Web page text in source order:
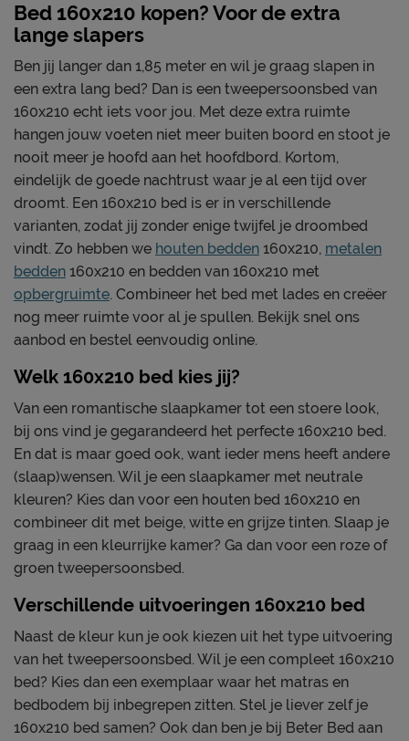
Bed 160x210 kopen? Voor de extra
lange slapers
Ben jij langer dan 1,85 meter en wil je graag slapen in
een extra lang bed? Dan is een tweepersoonsbed van
160x210 echt iets voor jou. Met deze extra ruimte
hangen jouw voeten niet meer buiten boord en stoot je
nooit meer je hoofd aan het hoofdbord. Kortom,
eindelijk de goede nachtrust waar je al een tijd over
droomt. Een 160x210 bed is er in verschillende
varianten, zodat jij zonder enige twijfel je droombed
vindt. Zo hebben we houten bedden 160x210, metalen
bedden 160x210 en bedden van 160x210 met
opbergruimte. Combineer het bed met lades en creëer
nog meer ruimte voor al je spullen. Bekijk snel ons
aanbod en bestel eenvoudig online.
Welk 160x210 bed kies jij?
Van een romantische slaapkamer tot een stoere look,
bij ons vind je gegarandeerd het perfecte 160x210 bed.
En dat is maar goed ook, want ieder mens heeft andere
(slaap)wensen. Wil je een slaapkamer met neutrale
kleuren? Kies dan voor een houten bed 160x210 en
combineer dit met beige, witte en grijze tinten. Slaap je
graag in een kleurrijke kamer? Ga dan voor een roze of
groen tweepersoonsbed.
Verschillende uitvoeringen 160x210 bed
Naast de kleur kun je ook kiezen uit het type uitvoering
van het tweepersoonsbed. Wil je een compleet 160x210
bed? Kies dan een exemplaar waar het matras en
bedbodem bij inbegrepen zitten. Stel je liever zelf je
160x210 bed samen? Ook dan ben je bij Beter Bed aan